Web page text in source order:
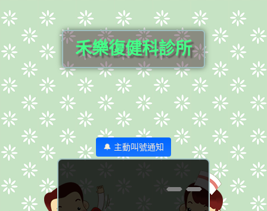
禾樂復健科診所
🔔 主動叫號通知
--